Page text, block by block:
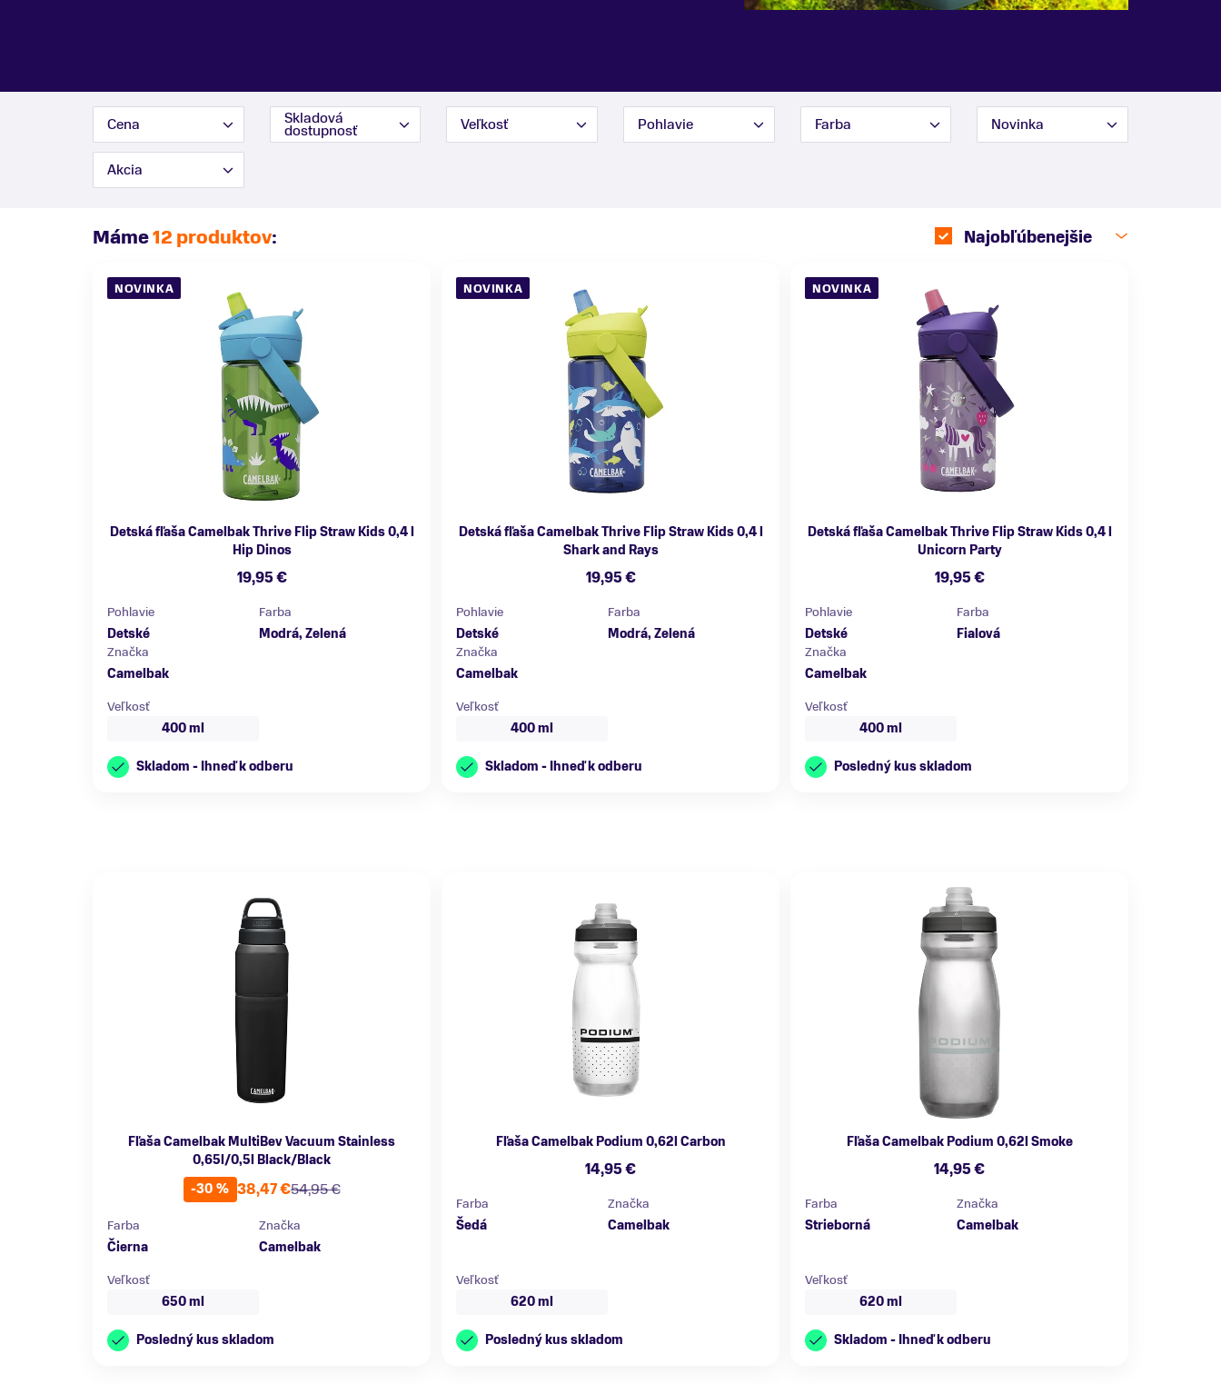
Cena Skladová
dostupnosť Veľkosť Pohlavie Farba Novinka
Akcia
Máme12 produktov: Najobľúbenejšie
NOVINKA
Detská fľaša Camelbak Thrive Flip Straw Kids 0,4 l
Hip Dinos
19,95 €
Pohlavie
Detské
Farba
Modrá, Zelená
Značka
Camelbak
Veľkosť
400 ml
Skladom - Ihneď k odberu
NOVINKA
Detská fľaša Camelbak Thrive Flip Straw Kids 0,4 l
Shark and Rays
19,95 €
Pohlavie
Detské
Farba
Modrá, Zelená
Značka
Camelbak
Veľkosť
400 ml
Skladom - Ihneď k odberu
NOVINKA
Detská fľaša Camelbak Thrive Flip Straw Kids 0,4 l
Unicorn Party
19,95 €
Pohlavie
Detské
Farba
Fialová
Značka
Camelbak
Veľkosť
400 ml
Posledný kus skladom
Fľaša Camelbak MultiBev Vacuum Stainless
0,65l/0,5l Black/Black
-30 %
54,95 €
38,47 €
Farba
Čierna
Značka
Camelbak
Veľkosť
650 ml
Posledný kus skladom
Fľaša Camelbak Podium 0,62l Carbon
14,95 €
Farba
Šedá
Značka
Camelbak
Veľkosť
620 ml
Posledný kus skladom
Fľaša Camelbak Podium 0,62l Smoke
14,95 €
Farba
Strieborná
Značka
Camelbak
Veľkosť
620 ml
Skladom - Ihneď k odberu